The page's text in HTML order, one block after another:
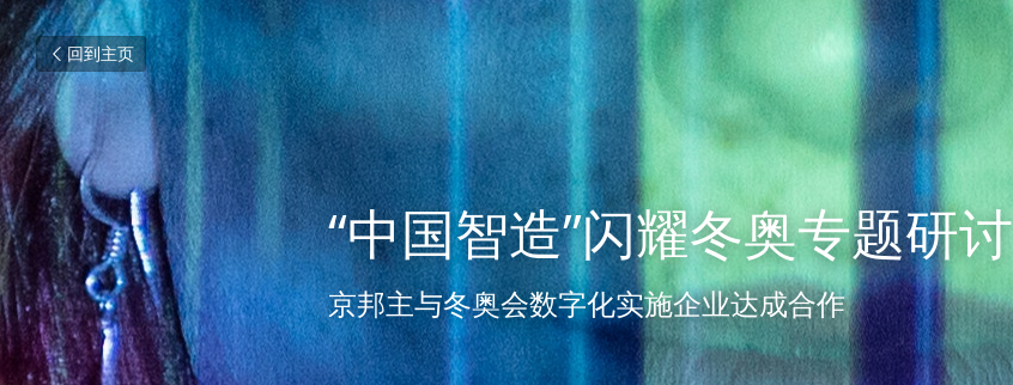
回到主页
“中国智造”闪耀冬奥专题研讨
京邦主与冬奥会数字化实施企业达成合作